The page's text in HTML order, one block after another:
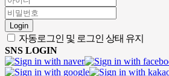
Login
자동로그인 및 로그인 상태 유지
SNS LOGIN